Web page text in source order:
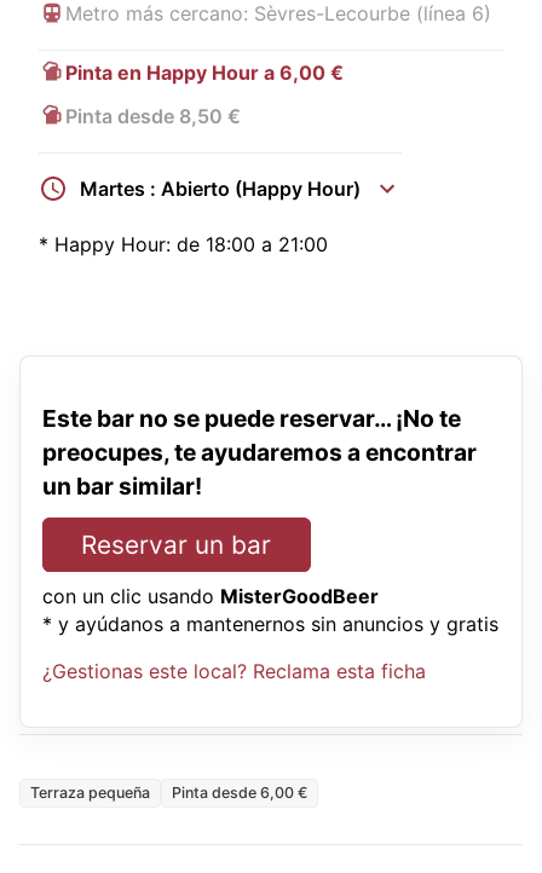
Metro más cercano: Sèvres-Lecourbe (línea 6)
Pinta en Happy Hour a 6,00 €
Pinta desde 8,50 €
Martes : Abierto (Happy Hour)
* Happy Hour: de 18:00 a 21:00
Este bar no se puede reservar… ¡No te
preocupes, te ayudaremos a encontrar
un bar similar!
Reservar un bar
con un clic usando MisterGoodBeer
* y ayúdanos a mantenernos sin anuncios y gratis
¿Gestionas este local? Reclama esta ficha
Terraza pequeña Pinta desde 6,00 €